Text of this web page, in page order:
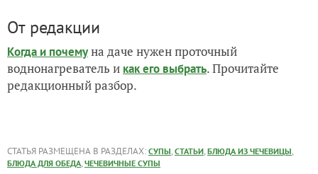
От редакции
Когда и почемуна даче нужен проточный
воднонагреватель и как его выбрать. Прочитайте
редакционный разбор.
СТАТЬЯ РАЗМЕЩЕНА В РАЗДЕЛАХ: СУПЫ, СТАТЬИ, БЛЮДА ИЗ ЧЕЧЕВИЦЫ,
БЛЮДА ДЛЯ ОБЕДА, ЧЕЧЕВИЧНЫЕ СУПЫ